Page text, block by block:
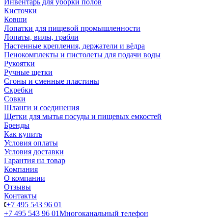
Инвентарь для уборки полов
Кисточки
Ковши
Лопатки для пищевой промышленности
Лопаты, вилы, грабли
Настенные крепления, держатели и вёдра
Пенокомплекты и пистолеты для подачи воды
Рукоятки
Ручные щетки
Сгоны и сменные пластины
Скребки
Совки
Шланги и соединения
Щетки для мытья посуды и пищевых емкостей
Бренды
Как купить
Условия оплаты
Условия доставки
Гарантия на товар
Компания
О компании
Отзывы
Контакты
+7 495 543 96 01
+7 495 543 96 01Многоканальный телефон